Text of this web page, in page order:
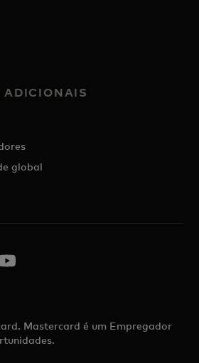
ADICIONAIS
global
Mastercard é um Empregador